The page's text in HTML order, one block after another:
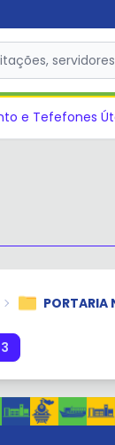
e Tefefones
PORTARIA